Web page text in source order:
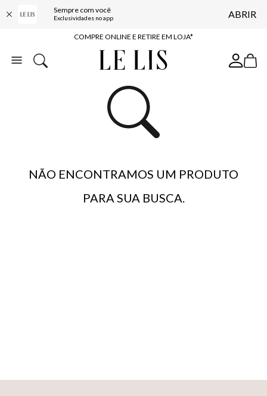
Sempre com você
Exclusividades no app ABRIR
10% OFF NA PRIMEIRA COMPRA*
COMPRE ONLINE E RETIRE EM LOJA*
ENTREGA EXPRESSA*
BAIXE O APP
10% OFF NA PRIMEIRA COMPRA*
NÃO ENCONTRAMOS UM PRODUTO
PARA SUA BUSCA.